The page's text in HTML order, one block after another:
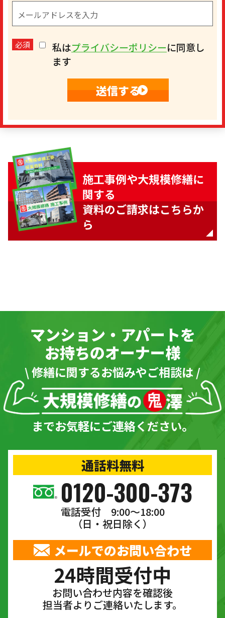
必須 私はプライバシーポリシーに同意し
ます
施工事例や大規模修繕に
関する
資料のご請求はこちらか
ら
マンション・アパートを
お持ちのオーナー様
\ 修繕に関するお悩みやご相談は /
までお気軽にご連絡ください。
通話料無料
0120-300-373
電話受付 9:00〜18:00
（日・祝日除く）
メールでのお問い合わせ
24時間受付中
お問い合わせ内容を確認後
担当者よりご連絡いたします。